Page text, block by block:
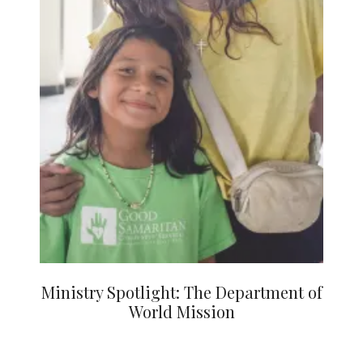
Ministry Spotlight: The Department of
World Mission